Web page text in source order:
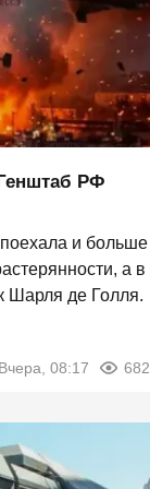
РФ
поехала и больше
а в
Шарля де Голля.
Вчера, 08:17 682